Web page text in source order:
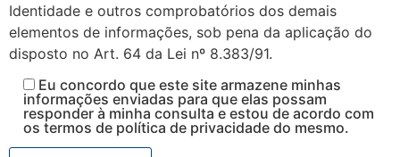
Identidade e outros comprobatórios dos demais
elementos de informações, sob pena da aplicação do
disposto no Art. 64 da Lei nº 8.383/91.
Eu concordo que este site armazene minhas
informações enviadas para que elas possam
responder à minha consulta e estou de acordo com
os termos de política de privacidade do mesmo.